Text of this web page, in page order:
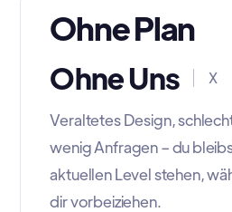
Ohne Plan
Ohne Uns X
Veraltetes Design,
wenig Anfragen – du
aktuellen Level stehen,
dir vorbeiziehen.